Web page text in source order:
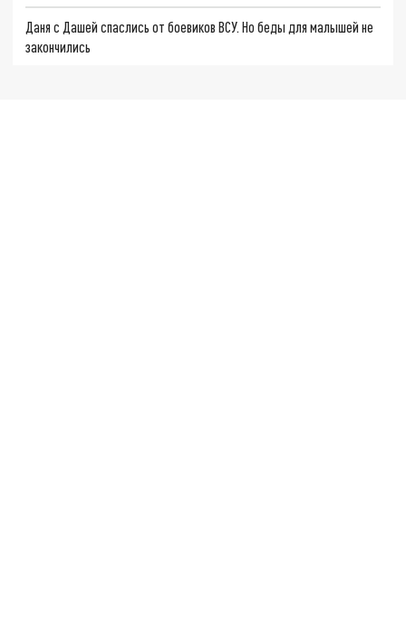
Даня с Дашей спаслись от боевиков ВСУ. Но беды для малышей не
закончились